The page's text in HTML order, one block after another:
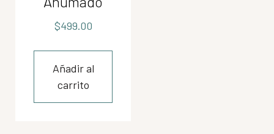
$499.00
Añadir al
carrito